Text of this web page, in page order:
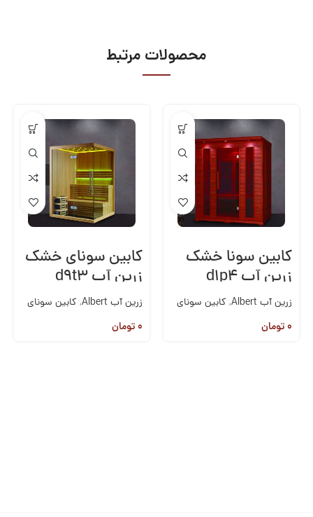
محصولات مرتبط
کابین سونا خشک
زرین آب d1p4
زرین آب Albert , کابین سونای
خشک,وان،سونا،جکوزی ۰تومان
کابین سونای خشک
زرین آب d9t3
زرین آب Albert , کابین سونای
خشک,وان،سونا،جکوزی ۰تومان